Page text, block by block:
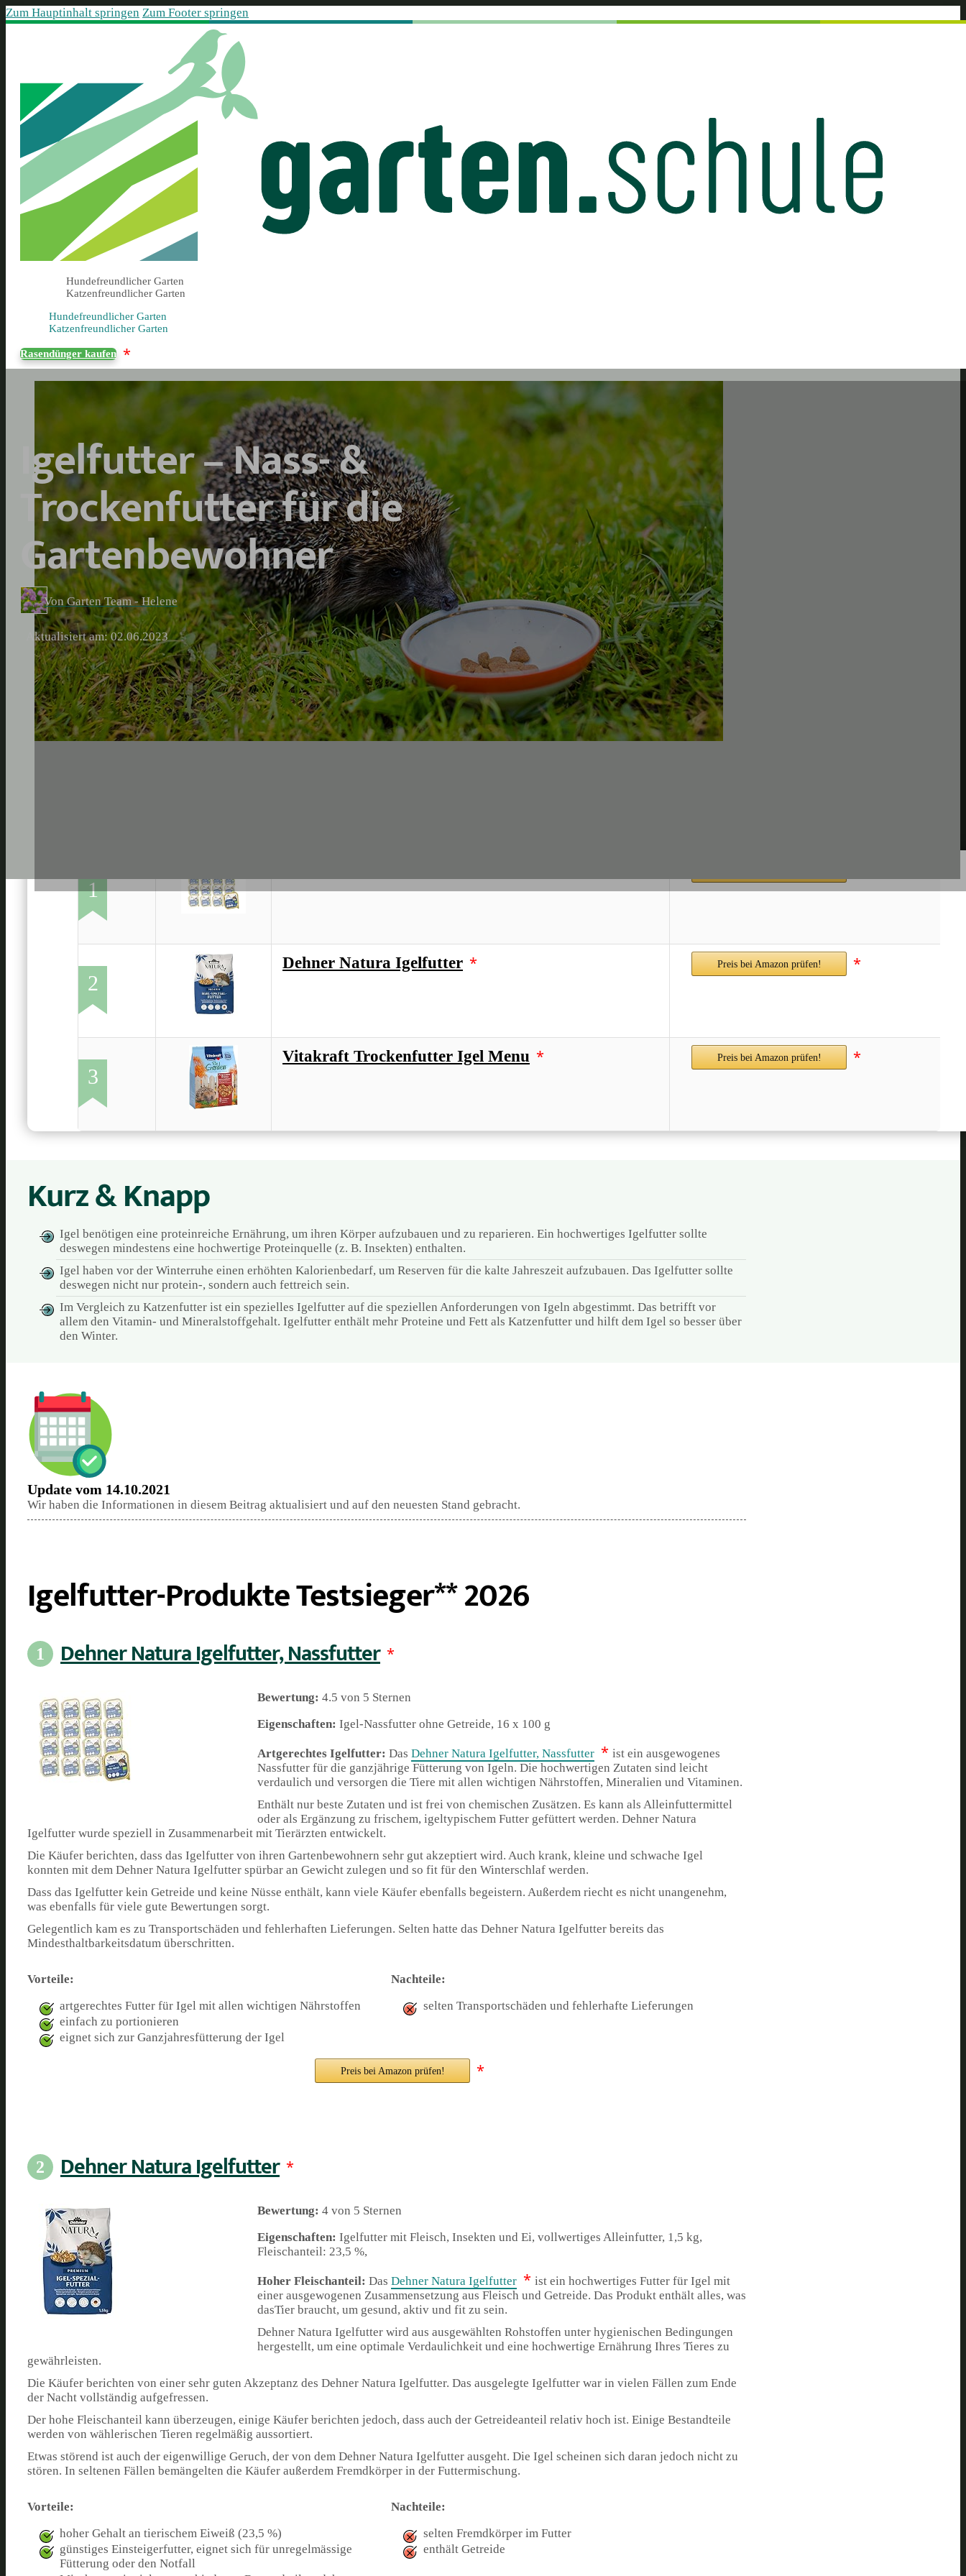
Zum Hauptinhalt springen Zum Footer springen
Hundefreundlicher Garten
Katzenfreundlicher Garten
Hundefreundlicher Garten
Katzenfreundlicher Garten
Rasendünger kaufen *
Igelfutter – Nass- &
Trockenfutter für die
Gartenbewohner
Von Garten Team - Helene
Aktualisiert am: 02.06.2023
1
2
Dehner Natura Igelfutter * Preis bei Amazon prüfen! *
3
Vitakraft Trockenfutter Igel Menu * Preis bei Amazon prüfen! *
Kurz & Knapp
Igel benötigen eine proteinreiche Ernährung, um ihren Körper aufzubauen und zu reparieren. Ein hochwertiges Igelfutter sollte
deswegen mindestens eine hochwertige Proteinquelle (z. B. Insekten) enthalten.
Igel haben vor der Winterruhe einen erhöhten Kalorienbedarf, um Reserven für die kalte Jahreszeit aufzubauen. Das Igelfutter sollte
deswegen nicht nur protein-, sondern auch fettreich sein.
Im Vergleich zu Katzenfutter ist ein spezielles Igelfutter auf die speziellen Anforderungen von Igeln abgestimmt. Das betrifft vor
allem den Vitamin- und Mineralstoffgehalt. Igelfutter enthält mehr Proteine und Fett als Katzenfutter und hilft dem Igel so besser über
den Winter.
Update vom 14.10.2021
Wir haben die Informationen in diesem Beitrag aktualisiert und auf den neuesten Stand gebracht.
Igelfutter-Produkte Testsieger** 2026
1 Dehner Natura Igelfutter, Nassfutter *
Bewertung: 4.5 von 5 Sternen
Eigenschaften: Igel-Nassfutter ohne Getreide, 16 x 100 g
Artgerechtes Igelfutter: Das Dehner Natura Igelfutter, Nassfutter * ist ein ausgewogenes
Nassfutter für die ganzjährige Fütterung von Igeln. Die hochwertigen Zutaten sind leicht
verdaulich und versorgen die Tiere mit allen wichtigen Nährstoffen, Mineralien und Vitaminen.
Enthält nur beste Zutaten und ist frei von chemischen Zusätzen. Es kann als Alleinfuttermittel
oder als Ergänzung zu frischem, igeltypischem Futter gefüttert werden. Dehner Natura
Igelfutter wurde speziell in Zusammenarbeit mit Tierärzten entwickelt.
Die Käufer berichten, dass das Igelfutter von ihren Gartenbewohnern sehr gut akzeptiert wird. Auch krank, kleine und schwache Igel
konnten mit dem Dehner Natura Igelfutter spürbar an Gewicht zulegen und so fit für den Winterschlaf werden.
Dass das Igelfutter kein Getreide und keine Nüsse enthält, kann viele Käufer ebenfalls begeistern. Außerdem riecht es nicht unangenehm,
was ebenfalls für viele gute Bewertungen sorgt.
Gelegentlich kam es zu Transportschäden und fehlerhaften Lieferungen. Selten hatte das Dehner Natura Igelfutter bereits das
Mindesthaltbarkeitsdatum überschritten.
Vorteile:
artgerechtes Futter für Igel mit allen wichtigen Nährstoffen
einfach zu portionieren
eignet sich zur Ganzjahresfütterung der Igel
Nachteile:
selten Transportschäden und fehlerhafte Lieferungen
Preis bei Amazon prüfen! *
2 Dehner Natura Igelfutter *
Bewertung: 4 von 5 Sternen
Eigenschaften: Igelfutter mit Fleisch, Insekten und Ei, vollwertiges Alleinfutter, 1,5 kg,
Fleischanteil: 23,5 %,
Hoher Fleischanteil: Das Dehner Natura Igelfutter * ist ein hochwertiges Futter für Igel mit
einer ausgewogenen Zusammensetzung aus Fleisch und Getreide. Das Produkt enthält alles, was
dasTier braucht, um gesund, aktiv und fit zu sein.
Dehner Natura Igelfutter wird aus ausgewählten Rohstoffen unter hygienischen Bedingungen
hergestellt, um eine optimale Verdaulichkeit und eine hochwertige Ernährung Ihres Tieres zu
gewährleisten.
Die Käufer berichten von einer sehr guten Akzeptanz des Dehner Natura Igelfutter. Das ausgelegte Igelfutter war in vielen Fällen zum Ende
der Nacht vollständig aufgefressen.
Der hohe Fleischanteil kann überzeugen, einige Käufer berichten jedoch, dass auch der Getreideanteil relativ hoch ist. Einige Bestandteile
werden von wählerischen Tieren regelmäßig aussortiert.
Etwas störend ist auch der eigenwillige Geruch, der von dem Dehner Natura Igelfutter ausgeht. Die Igel scheinen sich daran jedoch nicht zu
stören. In seltenen Fällen bemängelten die Käufer außerdem Fremdkörper in der Futtermischung.
Vorteile:
hoher Gehalt an tierischem Eiweiß (23,5 %)
günstiges Einsteigerfutter, eignet sich für unregelmässige
Fütterung oder den Notfall
Nachteile:
selten Fremdkörper im Futter
enthält Getreide